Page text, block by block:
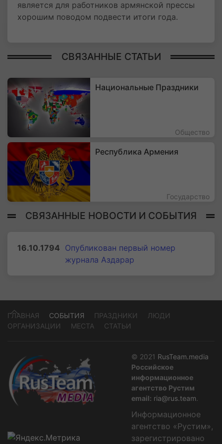
является для работников армянской прессы
хорошим поводом подвести итоги года.
СВЯЗАННЫЕ СТАТЬИ
Национальные Праздники
Общество
Республика Армения
Государство
СВЯЗАННЫЕ НОВОСТИ И СОБЫТИЯ
16.10.1794 Опубликован первый номер
журнала Аздарар
ГЛАВНАЯ СОБЫТИЯ ПРАЗДНИКИ
ЛЮДИ
ОРГАНИЗАЦИИ
МЕСТА СТАТЬИ
© 2021 RusTeam.media
Российское
информационное
агентство Рустим
email: ria@rus.team.
Информационное
агентство «Рустим»,
зарегистрировано